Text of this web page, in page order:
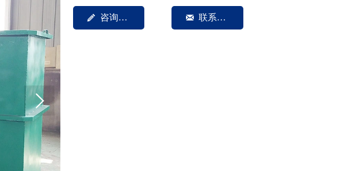
 咨询我们  联系方式